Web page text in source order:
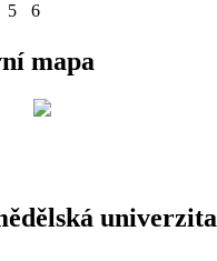
5 6
mapa
univerzita